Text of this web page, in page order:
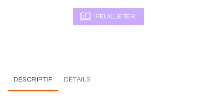
FEUILLETER
DESCRIPTIF DÉTAILS